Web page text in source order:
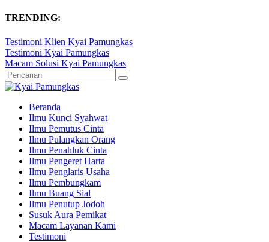
TRENDING:
Testimoni Klien Kyai Pamungkas
Testimoni Kyai Pamungkas
Macam Solusi Kyai Pamungkas
Beranda
Ilmu Kunci Syahwat
Ilmu Pemutus Cinta
Ilmu Pulangkan Orang
Ilmu Penahluk Cinta
Ilmu Pengeret Harta
Ilmu Penglaris Usaha
Ilmu Pembungkam
Ilmu Buang Sial
Ilmu Penutup Jodoh
Susuk Aura Pemikat
Macam Layanan Kami
Testimoni